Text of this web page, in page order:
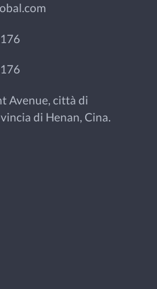
Avenue, città di
di Henan, Cina.